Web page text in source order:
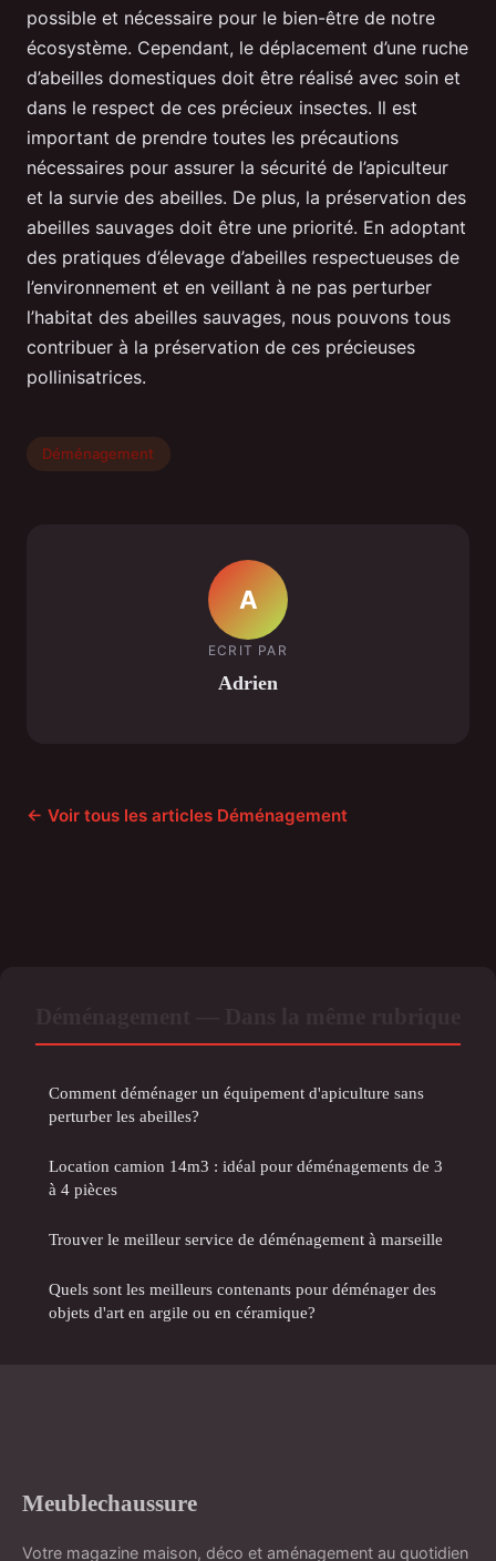
possible et nécessaire pour le bien-être de notre
écosystème. Cependant, le déplacement d’une ruche
d’abeilles domestiques doit être réalisé avec soin et
dans le respect de ces précieux insectes. Il est
important de prendre toutes les précautions
nécessaires pour assurer la sécurité de l’apiculteur
et la survie des abeilles. De plus, la préservation des
abeilles sauvages doit être une priorité. En adoptant
des pratiques d’élevage d’abeilles respectueuses de
l’environnement et en veillant à ne pas perturber
l’habitat des abeilles sauvages, nous pouvons tous
contribuer à la préservation de ces précieuses
pollinisatrices.
Déménagement
A
ECRIT PAR
Adrien
← Voir tous les articles Déménagement
Comment déménager un équipement d'apiculture sans
perturber les abeilles?
Location camion 14m3 : idéal pour déménagements de 3
à 4 pièces
Trouver le meilleur service de déménagement à marseille
Quels sont les meilleurs contenants pour déménager des
objets d'art en argile ou en céramique?
Meublechaussure
Votre magazine maison, déco et aménagement au quotidien